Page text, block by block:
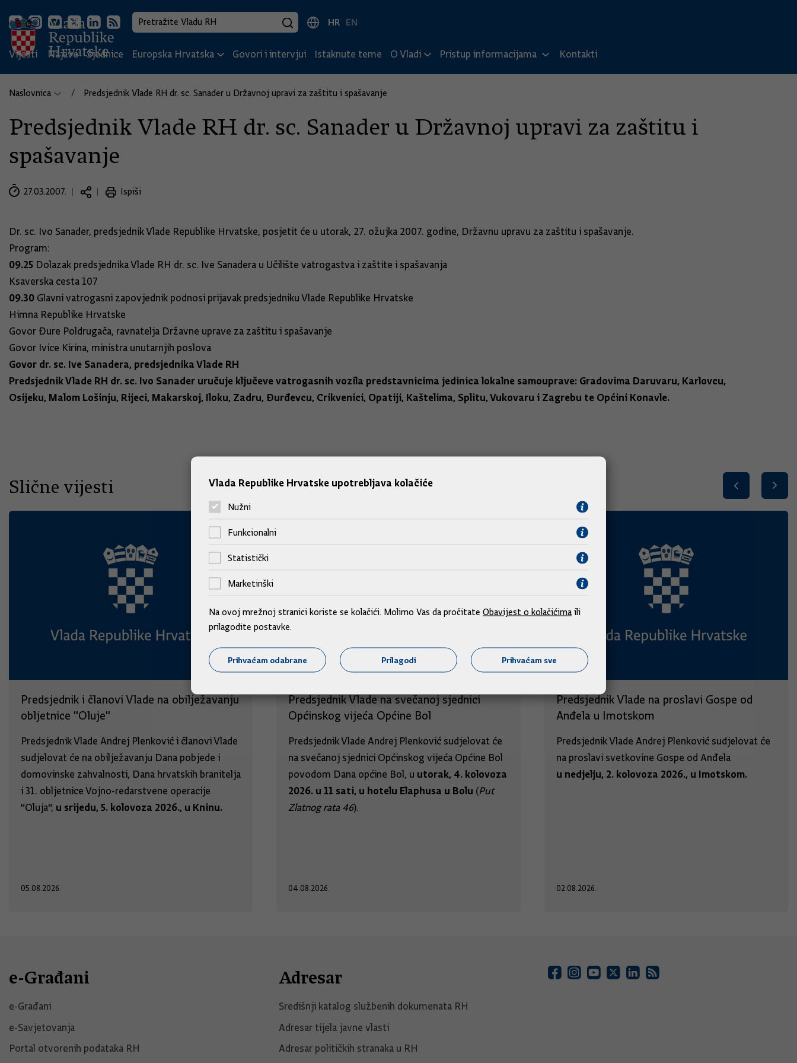
HR EN
Vijesti Najave Sjednice Europska Hrvatska Govori i intervjui Istaknute teme O Vladi Pristup informacijama Kontakti
Naslovnica Predsjednik Vlade RH dr. sc. Sanader u Državnoj upravi za zaštitu i spašavanje
Predsjednik Vlade RH dr. sc. Sanader u Državnoj upravi za zaštitu i
spašavanje
27.03.2007. Ispiši
Dr. sc. Ivo Sanader, predsjednik Vlade Republike Hrvatske, posjetit će u utorak, 27. ožujka 2007. godine, Državnu upravu za zaštitu i spašavanje.
Program:
09.25 Dolazak predsjednika Vlade RH dr. sc. Ive Sanadera u Učilište vatrogastva i zaštite i spašavanja
Ksaverska cesta 107
09.30 Glavni vatrogasni zapovjednik podnosi prijavak predsjedniku Vlade Republike Hrvatske
Himna Republike Hrvatske
Govor Đure Poldrugača, ravnatelja Državne uprave za zaštitu i spašavanje
Govor Ivice Kirina, ministra unutarnjih poslova
Govor dr. sc. Ive Sanadera, predsjednika Vlade RH
Predsjednik Vlade RH dr. sc. Ivo Sanader uručuje ključeve vatrogasnih vozila predstavnicima jedinica lokalne samouprave: Gradovima Daruvaru, Karlovcu,
Osijeku, Malom Lošinju, Rijeci, Makarskoj, Iloku, Zadru, Đurđevcu, Crikvenici, Opatiji, Kaštelima, Splitu, Vukovaru i Zagrebu te Općini Konavle.
Slične vijesti
Predsjednik i članovi Vlade na obilježavanju
obljetnice "Oluje"
Predsjednik Vlade Andrej Plenković i članovi Vlade
sudjelovat će na obilježavanju Dana pobjede i
domovinske zahvalnosti, Dana hrvatskih branitelja
i 31. obljetnice Vojno-redarstvene operacije
"Oluja", u srijedu, 5. kolovoza 2026., u Kninu.
05.08.2026.
Predsjednik Vlade na svečanoj sjednici
Općinskog vijeća Općine Bol
Predsjednik Vlade Andrej Plenković sudjelovat će
na svečanoj sjednici Općinskog vijeća Općine Bol
povodom Dana općine Bol, u utorak, 4. kolovoza
2026. u 11 sati, u hotelu Elaphusa u Bolu (Put
Zlatnog rata 46).
04.08.2026.
Predsjednik Vlade na proslavi Gospe od
Anđela u Imotskom
Predsjednik Vlade Andrej Plenković sudjelovat će
na proslavi svetkovine Gospe od Anđela
u nedjelju, 2. kolovoza 2026., u Imotskom.
02.08.2026.
e-Građani
e-Građani
e-Savjetovanja
Portal otvorenih podataka RH
Adresar
Središnji katalog službenih dokumenata RH
Adresar tijela javne vlasti
Adresar političkih stranaka u RH
Vlada Republike Hrvatske upotrebljava kolačiće
Nužni
Funkcionalni
Statistički
Marketinški
Na ovoj mrežnoj stranici koriste se kolačići. Molimo Vas da pročitate Obavijest o kolačićima ili
prilagodite postavke.
Prihvaćam odabrane Prilagodi Prihvaćam sve